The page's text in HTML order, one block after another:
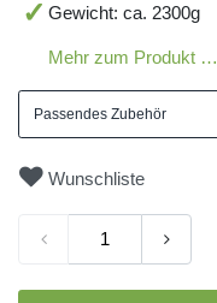
Gewicht: ca. 2300g
Mehr zum Produkt …
Passendes Zubehör
Wunschliste